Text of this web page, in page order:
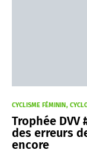
CYCLISME FÉMININ
Trophée
des erreurs
encore